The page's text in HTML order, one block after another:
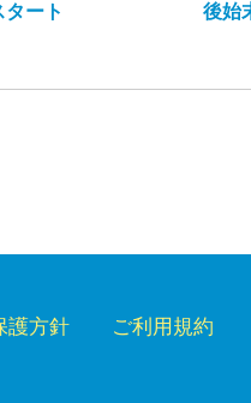
タート
後始
護方針 ご利用規約